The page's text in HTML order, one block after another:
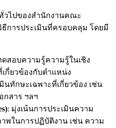
วไปของสำนักงานคณะ
การประเมินที่ครอบคลุม โดยมี
ดสอบความรู้ความรู้ในเชิง
กี่ยวข้องกับตำแหน่ง
นทักษะเฉพาะที่เกี่ยวข้อง เช่น
กสาร ฯลฯ
: มุ่งเน้นการประเมินความ
พในการปฏิบัติงาน เช่น ความ